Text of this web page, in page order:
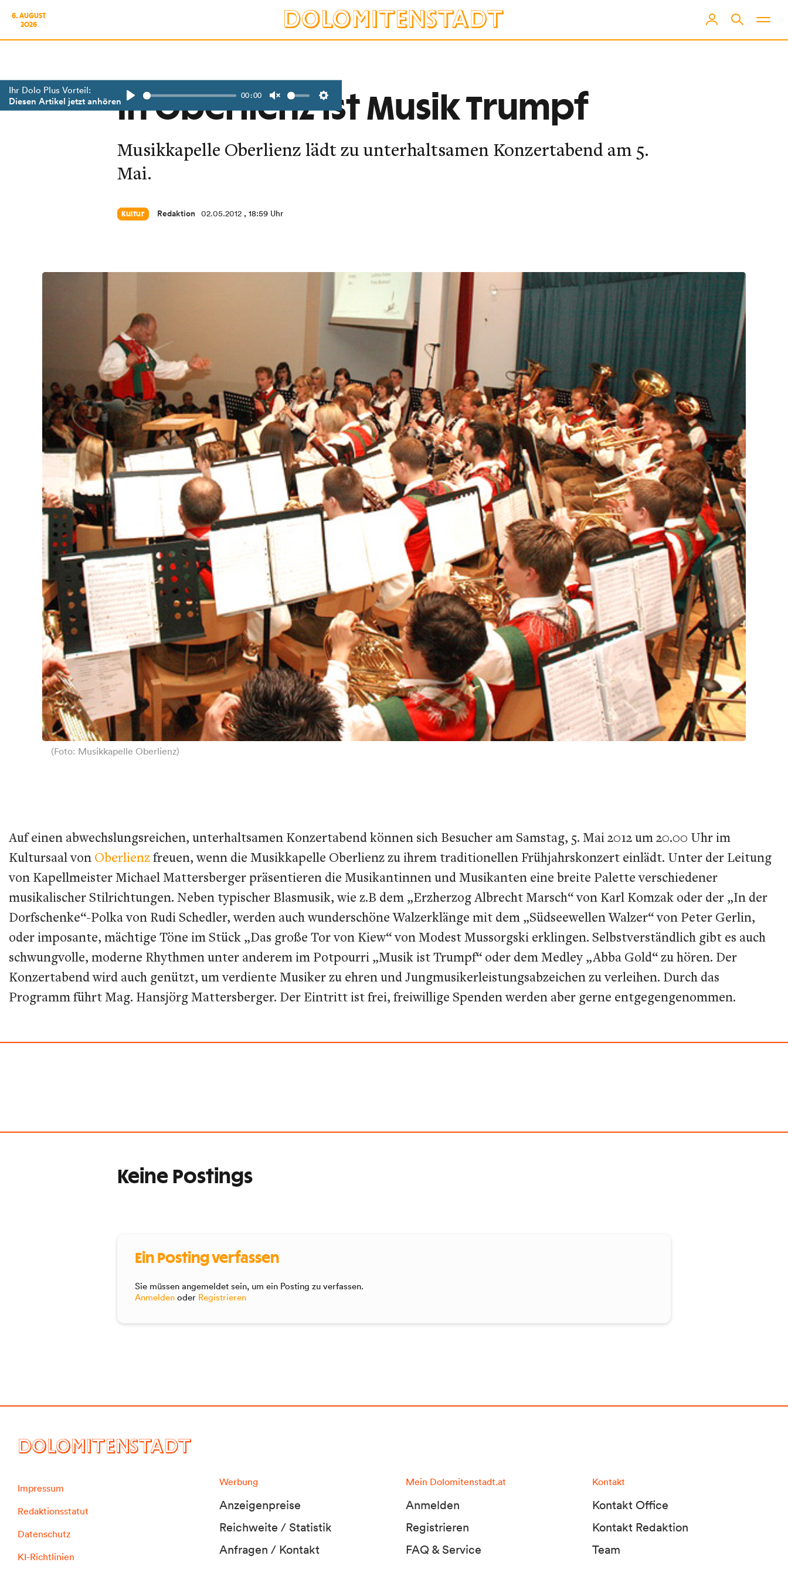
6. AUGUST
2026
Ihr Dolo Plus Vorteil:
Diesen Artikel jetzt anhören
Play
00:00
Unmute Settings
In Oberlienz ist Musik Trumpf
Musikkapelle Oberlienz lädt zu unterhaltsamen Konzertabend am 5.
Mai.
Kultur Redaktion 02.05.2012 , 18:59 Uhr
(Foto: Musikkapelle Oberlienz)
Auf einen abwechslungsreichen, unterhaltsamen Konzertabend können sich Besucher am Samstag, 5. Mai 2012 um 20.00 Uhr im
Kultursaal von Oberlienzfreuen, wenn die Musikkapelle Oberlienz zu ihrem traditionellen Frühjahrskonzert einlädt. Unter der Leitung
von Kapellmeister Michael Mattersberger präsentieren die Musikantinnen und Musikanten eine breite Palette verschiedener
musikalischer Stilrichtungen. Neben typischer Blasmusik, wie z.B dem „Erzherzog Albrecht Marsch“ von Karl Komzak oder der „In der
Dorfschenke“-Polka von Rudi Schedler, werden auch wunderschöne Walzerklänge mit dem „Südseewellen Walzer“ von Peter Gerlin,
oder imposante, mächtige Töne im Stück „Das große Tor von Kiew“ von Modest Mussorgski erklingen. Selbstverständlich gibt es auch
schwungvolle, moderne Rhythmen unter anderem im Potpourri „Musik ist Trumpf“ oder dem Medley „Abba Gold“ zu hören. Der
Konzertabend wird auch genützt, um verdiente Musiker zu ehren und Jungmusikerleistungsabzeichen zu verleihen. Durch das
Programm führt Mag. Hansjörg Mattersberger. Der Eintritt ist frei, freiwillige Spenden werden aber gerne entgegengenommen.
Keine Postings
Ein Posting verfassen
Sie müssen angemeldet sein, um ein Posting zu verfassen.
Anmelden oder Registrieren
DOLOMITENSTADT
Impressum
Redaktionsstatut
Datenschutz
KI-Richtlinien
Werbung
Anzeigenpreise
Reichweite / Statistik
Anfragen / Kontakt
Mein Dolomitenstadt.at
Anmelden
Registrieren
FAQ & Service
Kontakt
Kontakt Office
Kontakt Redaktion
Team